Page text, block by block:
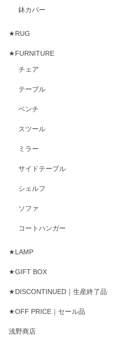
鉢カバー
★RUG
★FURNITURE
チェア
テーブル
ベンチ
スツール
ミラー
サイドテーブル
シェルフ
ソファ
コートハンガー
★LAMP
★GIFT BOX
★DISCONTINUED｜生産終了品
★OFF PRICE｜セール品
浅野商店